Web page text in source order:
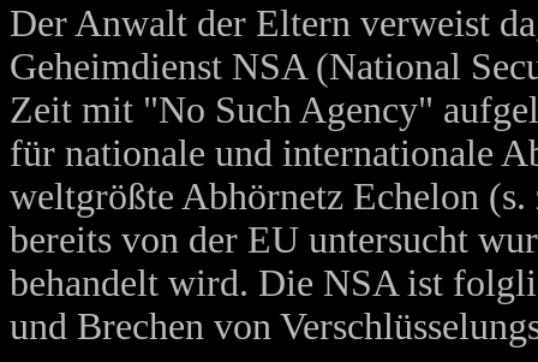
Der Anwalt der Eltern verweist
Geheimdienst NSA (National
Zeit mit "No Such Agency"
für nationale und internationale
weltgrößte Abhörnetz Echelon
bereits von der EU untersucht
behandelt wird. Die NSA ist
und Brechen von